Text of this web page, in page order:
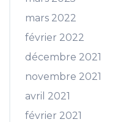
mars 2022
février 2022
décembre 2021
novembre 2021
avril 2021
février 2021